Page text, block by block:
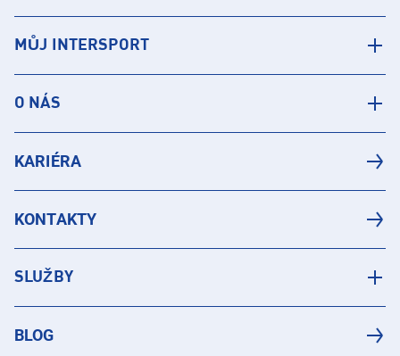
MŮJ INTERSPORT
O NÁS
KARIÉRA
KONTAKTY
SLUŽBY
BLOG